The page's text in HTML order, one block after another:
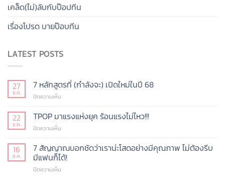
เคล็ด(ไม่)ลับกับป๊อปทีน
เรื่องโปรด บายป๊อบทีน
LATEST POSTS
27
ธ.ค.
7 หลักสูตรที่ (กำลังจะ) เปิดใหม่ในปี 68
ปิดความเห็น
หลักสูตร
ที่
เปิด
ใหม่
22
ธ.ค.
TPOP มาแรงแห่งยุค ร้อนแรงไม่ไหว!!!
ปิดความเห็น
มา
แรง
แห่ง
16
ธ.ค.
7 สัญญาณบอกชัดว่าเราน่ะโสดอย่างมีคุณภาพ ไม่ต้องรีบ
มีแฟนก็ได้!
ปิดความเห็น